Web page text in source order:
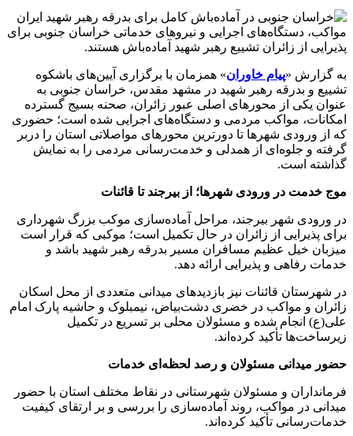
مواکب، دستگاه‌های اجرایی و نیروهای خدماتی خراسان جنوبی برای
پذیرایی از زائران تشییع رهبر شهید آماده‌باش هستند.
به گزارش «پیام خاوران» همزمان با برگزاری آیین‌های باشکوه
تشییع و بدرقه رهبر شهید در مشهد مقدس، خراسان جنوبی به
عنوان یکی از محورهای اصلی عبور زائران، صحنه بسیج گسترده
امکانات، مواکب مردمی و دستگاه‌های اجرایی شده است؛ حضوری
که از ورودی شهرها تا دورترین محورهای مواصلاتی استان را دربر
گرفته و جلوه‌ای از همدلی و خدمت‌رسانی مردمی را به نمایش
گذاشته است.
موج خدمت در ورودی شهرها؛ از بیرجند تا قائنات
در ورودی شهر بیرجند، مراحل آماده‌سازی موکب بزرگ شهرداری
برای پذیرایی از زائران در حال تکمیل است؛ موکبی که قرار است
میزبان خیل عظیم مسافران مسیر بدرقه رهبر شهید باشد و
خدمات رفاهی و پذیرایی ارائه دهد.
در شهرستان قائنات نیز بازدیدهای میدانی متعددی از محل اسکان
زائران و مواکب در خضری دشت‌بیاض، نیمبلوک و حاشیه پارک امام
علی(ع) انجام شده و مسئولان محلی بر تسریع در تکمیل
زیرساخت‌ها تأکید کرده‌اند.
حضور میدانی مسئولان و رصد لحظه‌ای خدمات
فرمانداران و مسئولان شهرستانی در نقاط مختلف استان با حضور
میدانی در مواکب، روند آماده‌سازی را بررسی و بر ارتقای کیفیت
خدمات‌رسانی تأکید کرده‌اند.